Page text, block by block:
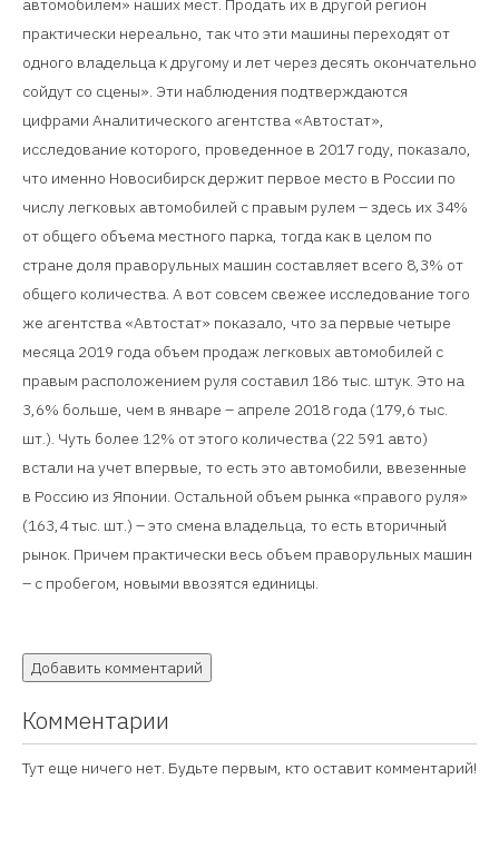
автомобилем» наших мест. Продать их в другой регион
практически нереально, так что эти машины переходят от
одного владельца к другому и лет через десять окончательно
сойдут со сцены». Эти наблюдения подтверждаются
цифрами Аналитического агентства «Автостат»,
исследование которого, проведенное в 2017 году, показало,
что именно Новосибирск держит первое место в России по
числу легковых автомобилей с правым рулем – здесь их 34%
от общего объема местного парка, тогда как в целом по
стране доля праворульных машин составляет всего 8,3% от
общего количества. А вот совсем свежее исследование того
же агентства «Автостат» показало, что за первые четыре
месяца 2019 года объем продаж легковых автомобилей с
правым расположением руля составил 186 тыс. штук. Это на
3,6% больше, чем в январе – апреле 2018 года (179,6 тыс.
шт.). Чуть более 12% от этого количества (22 591 авто)
встали на учет впервые, то есть это автомобили, ввезенные
в Россию из Японии. Остальной объем рынка «правого руля»
(163,4 тыс. шт.) – это смена владельца, то есть вторичный
рынок. Причем практически весь объем праворульных машин
– с пробегом, новыми ввозятся единицы.
Добавить комментарий
Комментарии
Тут еще ничего нет. Будьте первым, кто оставит комментарий!